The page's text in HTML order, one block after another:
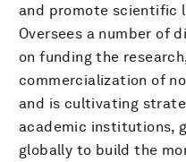
and promote scientific
Oversees a number of
on funding the
commercialization of
and is cultivating
academic institutions,
globally to build the